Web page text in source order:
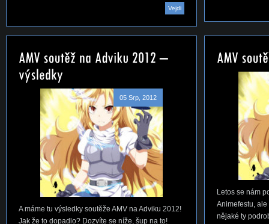
Vejdi
05 Srp, 2012
A máme tu výsledky soutěže AMV na Adviku 2012!
Jak že to dopadlo? Dozvíte se níže, šup na to!
Letos se nám
Animefestu,
nějaké ty